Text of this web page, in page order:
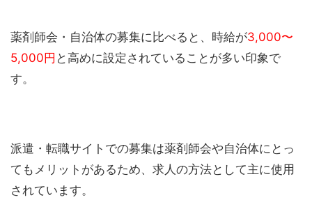
薬剤師会・自治体の募集に比べると、時給が3,000〜
5,000円 と高めに設定されていることが多い印象で
す。
派遣・転職サイトでの募集は薬剤師会や自治体にとっ
てもメリットがあるため、求人の方法として主に使用
されています。